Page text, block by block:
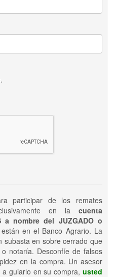
participar de los remates
en la cuenta
a nombre del JUZGADO o
en el Banco Agrario. La
subasta en sobre cerrado que
notaría. Desconfíe de falsos
en la compra. Un asesor
guiarlo en su compra, usted